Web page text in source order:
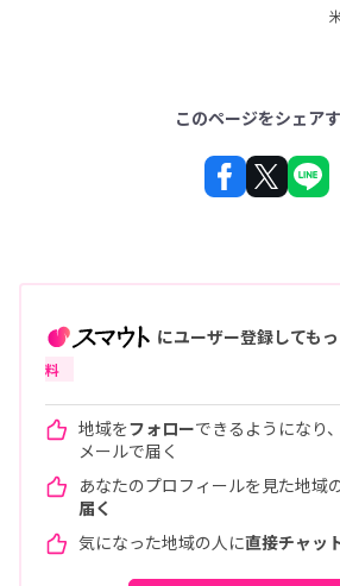
このページをシェア
にユーザー登録しても
料
地域をフォローできるようになり、
メールで届く
あなたのプロフィールを見た地域
届く
気になった地域の人に直接チャッ